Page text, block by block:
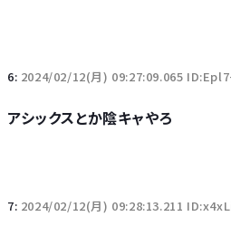
6: 2024/02/12(月) 09:27:09.065
アシックスとか陰キャやろ
7: 2024/02/12(月) 09:28:13.211